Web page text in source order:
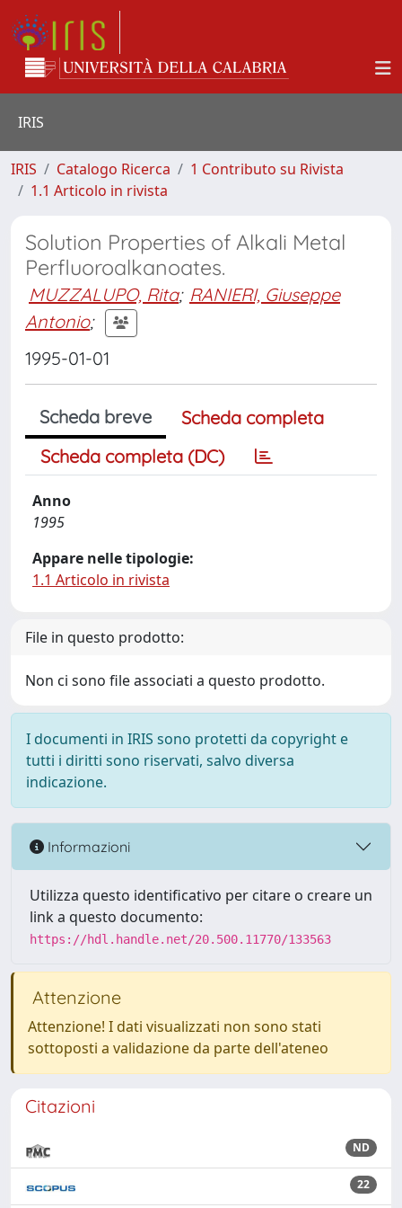
IRIS
IRIS Catalogo Ricerca
1 Contributo su Rivista
1.1 Articolo in rivista
Solution Properties of Alkali Metal
Perfluoroalkanoates.
MUZZALUPO, Rita; RANIERI, Giuseppe
Antonio;
1995-01-01
Scheda breve
Scheda completa
Scheda completa (DC)
Anno
1995
Appare nelle tipologie:
1.1 Articolo in rivista
File in questo prodotto:
Non ci sono file associati a questo prodotto.
I documenti in IRIS sono protetti da copyright e
tutti i diritti sono riservati, salvo diversa
indicazione.
Informazioni
Utilizza questo identificativo per citare o creare un
link a questo documento:
https://hdl.handle.net/20.500.11770/133563
Attenzione
Attenzione! I dati visualizzati non sono stati
sottoposti a validazione da parte dell'ateneo
Citazioni
ND
22